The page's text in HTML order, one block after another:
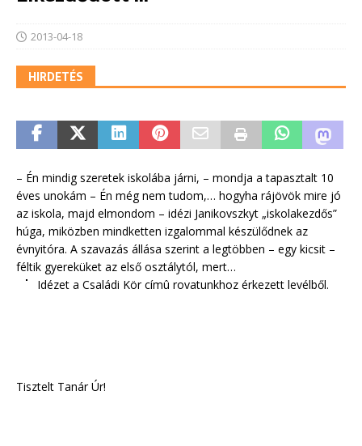
2013-04-18
HIRDETÉS
– Én mindig szeretek iskolába járni, – mondja a tapasztalt 10
éves unokám – Én még nem tudom,… hogyha rájövök mire jó
az iskola, majd elmondom – idézi Janikovszkyt „iskolakezdős”
húga, miközben mindketten izgalommal készülődnek az
évnyitóra. A szavazás állása szerint a legtöbben – egy kicsit –
féltik gyereküket az első osztálytól, mert…
Idézet a Családi Kör címû rovatunkhoz érkezett levélből.
Tisztelt Tanár Úr!